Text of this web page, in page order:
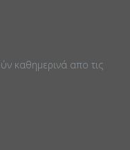
καθημερινά απο τις